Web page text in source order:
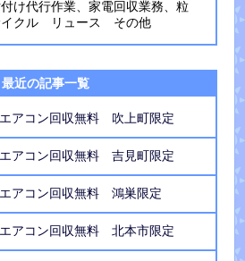
け代行作業、家電回収業務、粒
クル リュース その他
最近の記事一覧
アコン回収無料 吹上町限定
アコン回収無料 吉見町限定
アコン回収無料 鴻巣限定
アコン回収無料 北本市限定